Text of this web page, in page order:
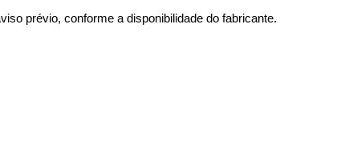
prévio, conforme a disponibilidade do fabricante.